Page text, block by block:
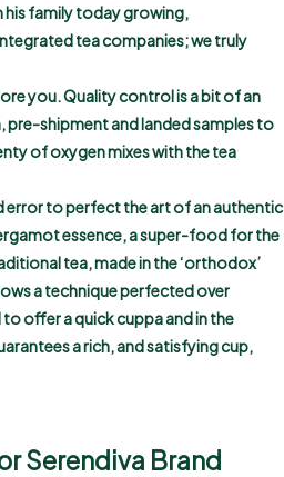
family today growing,
tea companies; we truly
you. Quality control is a bit of an
pre-shipment and landed samples to
of oxygen mixes with the tea
error to perfect the art of an authentic
essence, a super-food for the
tea, made in the ‘orthodox’
a technique perfected over
offer a quick cuppa and in the
a rich, and satisfying cup,
Serendiva Brand